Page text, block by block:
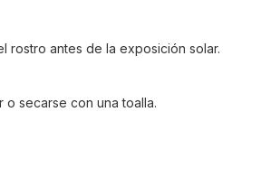
rostro antes de la exposición solar.
o secarse con una toalla.